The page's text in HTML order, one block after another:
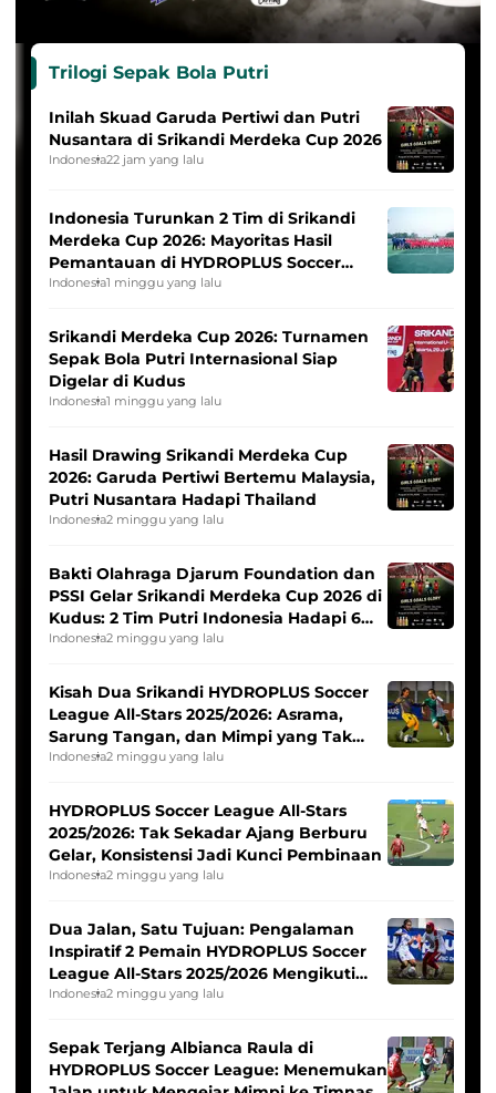
Trilogi Sepak Bola Putri
Inilah Skuad Garuda Pertiwi dan Putri
Nusantara di Srikandi Merdeka Cup 2026
Indonesia22 jam yang lalu
Indonesia Turunkan 2 Tim di Srikandi
Merdeka Cup 2026: Mayoritas Hasil
Pemantauan di HYDROPLUS Soccer
League
Indonesia1 minggu yang lalu
Srikandi Merdeka Cup 2026: Turnamen
Sepak Bola Putri Internasional Siap
Digelar di Kudus
Indonesia1 minggu yang lalu
Hasil Drawing Srikandi Merdeka Cup
2026: Garuda Pertiwi Bertemu Malaysia,
Putri Nusantara Hadapi Thailand
Indonesia2 minggu yang lalu
Bakti Olahraga Djarum Foundation dan
PSSI Gelar Srikandi Merdeka Cup 2026 di
Kudus: 2 Tim Putri Indonesia Hadapi 6
Tim Asia
Indonesia2 minggu yang lalu
Kisah Dua Srikandi HYDROPLUS Soccer
League All-Stars 2025/2026: Asrama,
Sarung Tangan, dan Mimpi yang Tak
Pernah Padam
Indonesia2 minggu yang lalu
HYDROPLUS Soccer League All-Stars
2025/2026: Tak Sekadar Ajang Berburu
Gelar, Konsistensi Jadi Kunci Pembinaan
Indonesia2 minggu yang lalu
Dua Jalan, Satu Tujuan: Pengalaman
Inspiratif 2 Pemain HYDROPLUS Soccer
League All-Stars 2025/2026 Mengikuti
Seleksi Timnas Indonesia Putri
Indonesia2 minggu yang lalu
Sepak Terjang Albianca Raula di
HYDROPLUS Soccer League: Menemukan